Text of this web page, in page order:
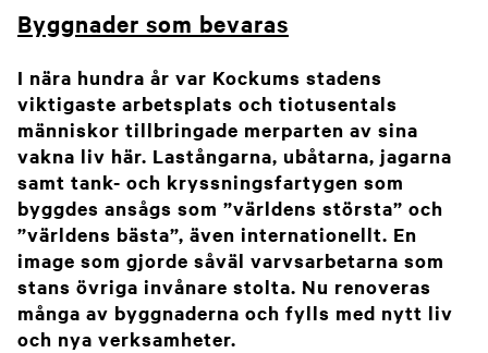
Byggnader som bevaras
I nära hundra år var Kockums stadens
viktigaste arbetsplats och tiotusentals
människor tillbringade merparten av sina
vakna liv här. Lastångarna, ubåtarna, jagarna
samt tank- och kryssningsfartygen som
byggdes ansågs som ”världens största” och
”världens bästa”, även internationellt. En
image som gjorde såväl varvsarbetarna som
stans övriga invånare stolta. Nu renoveras
många av byggnaderna och fylls med nytt liv
och nya verksamheter.